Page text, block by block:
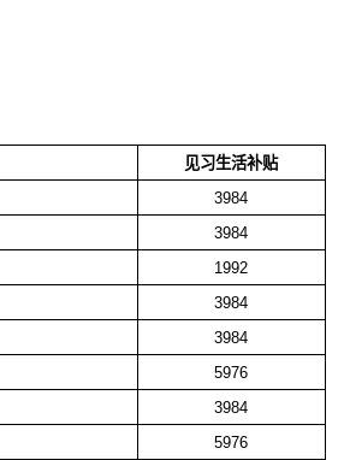
见习生活补贴
3984
3984
1992
3984
3984
5976
3984
5976